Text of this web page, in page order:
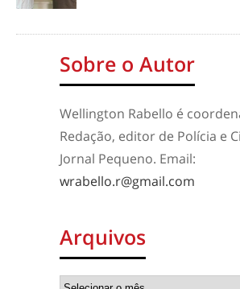
Sobre o Autor
Wellington Rabello é
Redação, editor de Polícia e
Jornal Pequeno. Email:
wrabello.r@gmail.com
Arquivos